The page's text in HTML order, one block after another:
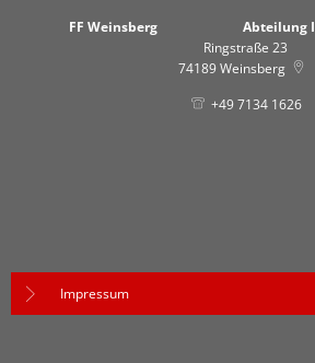
FF Weinsberg Abteilung II -
Ringstraße 23
74189Weinsberg
+49 7134 1626
Impressum